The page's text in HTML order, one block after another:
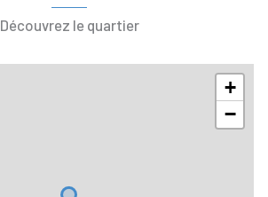
Découvrez le quartier
+
−